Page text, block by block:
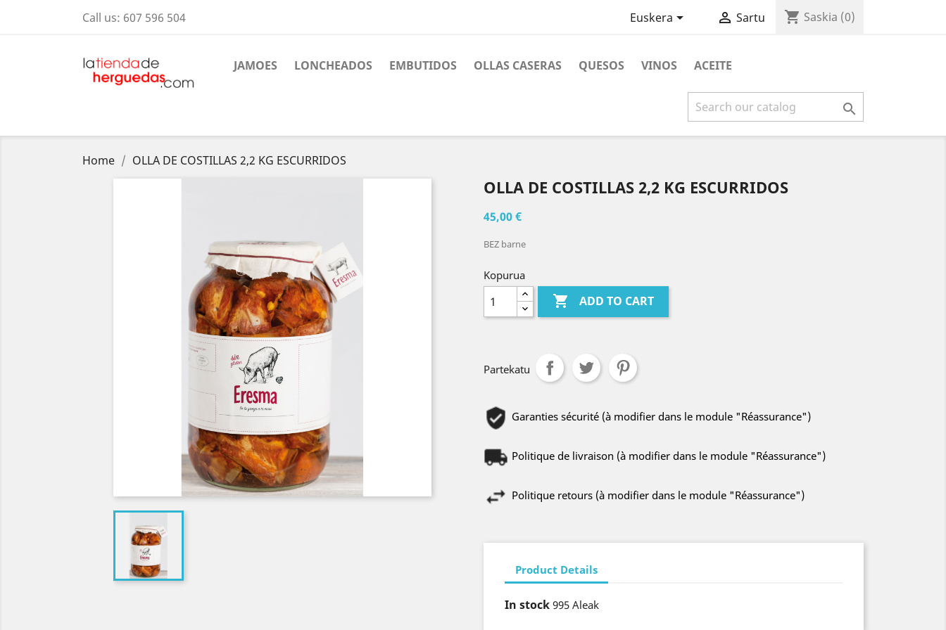
Call us: 607 596 504 Euskera  Sartu shopping_cart Saskia (0)
JAMOES LONCHEADOS EMBUTIDOS OLLAS CASERAS QUESOS VINOS ACEITE

Home OLLA DE COSTILLAS 2,2 KG ESCURRIDOS
OLLA DE COSTILLAS 2,2 KG ESCURRIDOS
45,00 €
BEZ barne
Kopurua
 ADD TO CART
Partekatu
Garanties sécurité (à modifier dans le module "Réassurance")
Politique de livraison (à modifier dans le module "Réassurance")
Politique retours (à modifier dans le module "Réassurance")
Product Details
In stock 995 Aleak